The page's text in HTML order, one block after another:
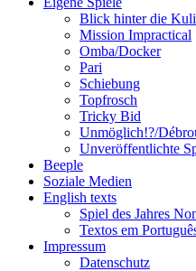
Blick hinter die
Mission Impractical
Omba/Docker
Pari
Schiebung
Topfrosch
Tricky Bid
Unmöglich!?/
Unveröffentlichte
Beeple
Soziale Medien
English texts
Spiel des Jahres
Textos em
Impressum
Datenschutz